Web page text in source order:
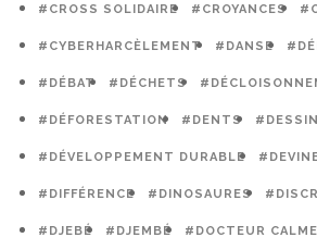
#CROSS SOLIDAIRE #CROYANCES
#CYBERHARCÈLEMENT #DANSE
#DÉBAT #DÉCHETS
#DÉFORESTATION #DENTS #DESSIN
#DÉVELOPPEMENT DURABLE
#DIFFÉRENCE #DINOSAURES
#DJEBÉ #DJEMBÉ #DOCTEUR